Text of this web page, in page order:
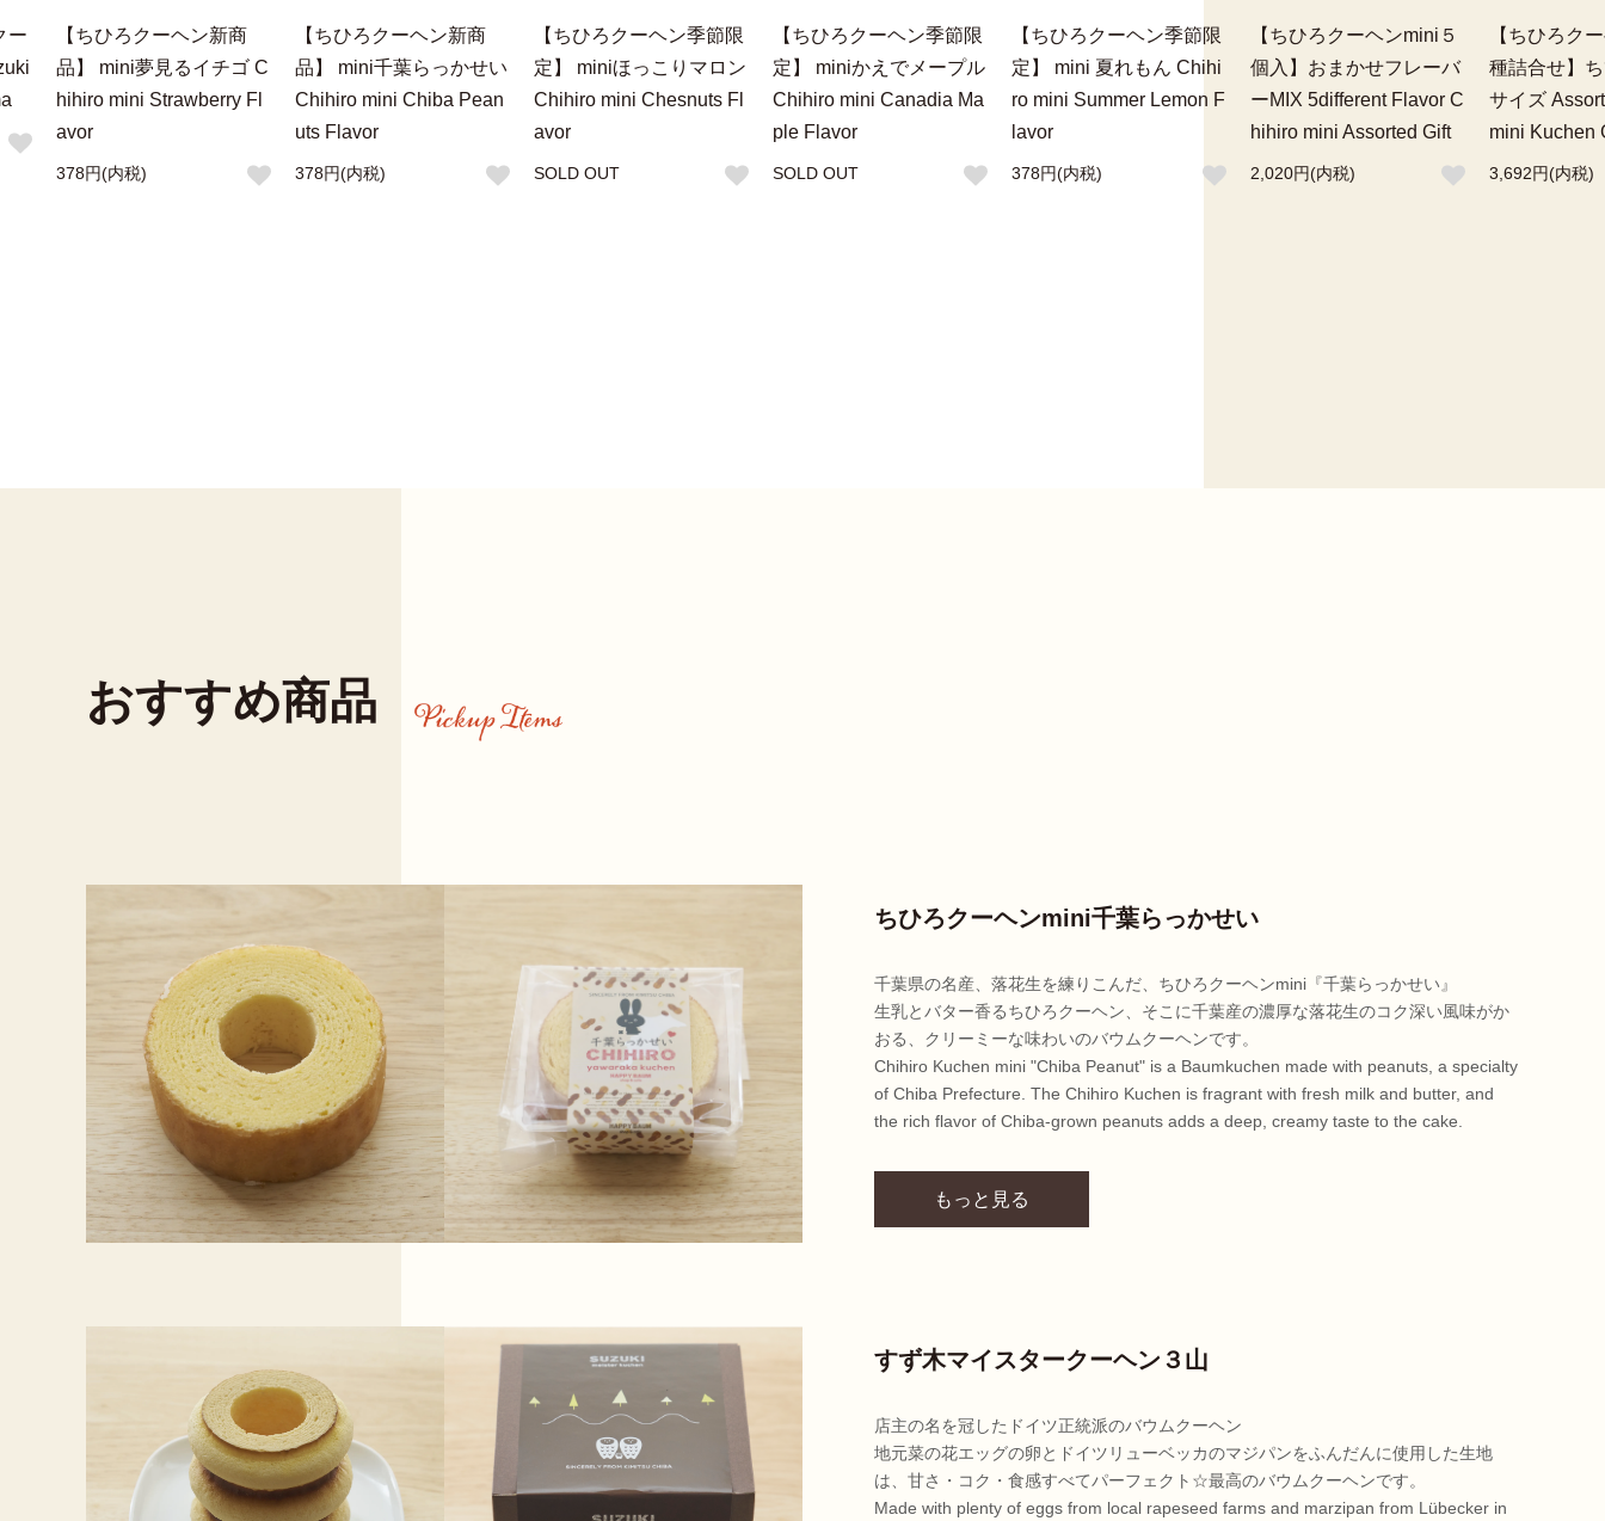
ー
【ちひろクーヘン新商
品】 mini夢見るイチゴ C
hihiro mini Strawberry Fl
avor
378円(内税)
【ちひろクーヘン新商
品】 mini千葉らっかせい
Chihiro mini Chiba Pean
uts Flavor
378円(内税)
【ちひろクーヘン季節限
定】 miniほっこりマロン
Chihiro mini Chesnuts Fl
avor
SOLD OUT
【ちひろクーヘン季節限
定】 miniかえでメープル
Chihiro mini Canadia Ma
ple Flavor
SOLD OUT
【ちひろクーヘン季節限
定】 mini 夏れもん Chihi
ro mini Summer Lemon F
lavor
378円(内税)
【ちひろクーヘンmini５
個入】おまかせフレーバ
ーMIX 5different Flavor C
hihiro mini Assorted Gift
2,020円(内税)
【ちひろク
種詰合せ】
サイズ
mini Kuchen
3,692円(内税)
おすすめ商品
ちひろクーヘンmini千葉らっかせい
千葉県の名産、落花生を練りこんだ、ちひろクーヘンmini『千葉らっかせい』
生乳とバター香るちひろクーヘン、そこに千葉産の濃厚な落花生のコク深い風味がか
おる、クリーミーな味わいのバウムクーヘンです。
Chihiro Kuchen mini "Chiba Peanut" is a Baumkuchen made with peanuts, a specialty
of Chiba Prefecture. The Chihiro Kuchen is fragrant with fresh milk and butter, and
the rich flavor of Chiba-grown peanuts adds a deep, creamy taste to the cake.
もっと見る
すず木マイスタークーヘン３山
店主の名を冠したドイツ正統派のバウムクーヘン
地元菜の花エッグの卵とドイツリューベッカのマジパンをふんだんに使用した生地
は、甘さ・コク・食感すべてパーフェクト☆最高のバウムクーヘンです。
Made with plenty of eggs from local rapeseed farms and marzipan from Lübecker in